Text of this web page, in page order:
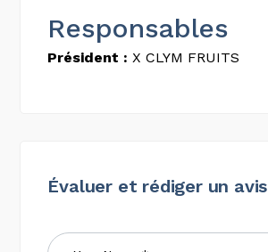
Responsables
Président : X CLYM FRUITS
Évaluer et rédiger un avis